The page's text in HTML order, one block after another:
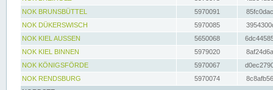
NOK BRUNSBÜTTEL
5970091
NOK DÜKERSWISCH
5970085
NOK KIEL AUSSEN
5650068
NOK KIEL BINNEN
5979020
NOK KÖNIGSFÖRDE
5970067
NOK RENDSBURG
5970074